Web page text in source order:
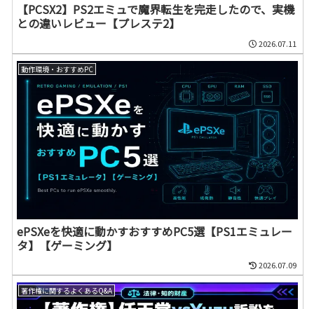
【PCSX2】PS2エミュで魔界転生を完走したので、実機
との違いレビュー【プレステ2】
2026.07.11
動作環境・おすすめPC
ePSXeを快適に動かすおすすめPC5選【PS1エミュレー
タ】【ゲーミング】
2026.07.09
著作権に関するよくあるQ&A